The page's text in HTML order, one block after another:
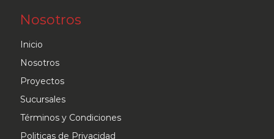
Nosotros
Inicio
Nosotros
Proyectos
Sucursales
Términos y Condiciones
Politicas de Privacidad